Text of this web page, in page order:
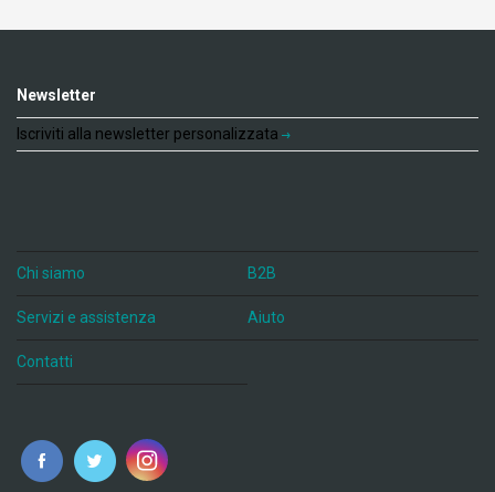
Newsletter
Iscriviti alla newsletter personalizzata
Chi siamo B2B
Servizi e assistenza Aiuto
Contatti